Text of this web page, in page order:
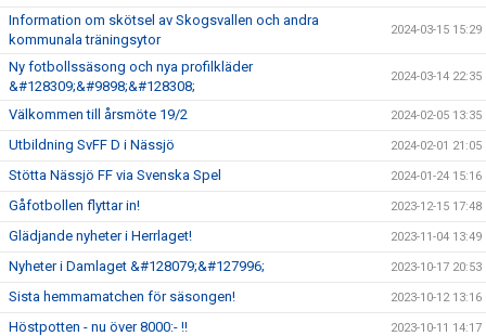
Information om skötsel av Skogsvallen och andra
kommunala träningsytor
2024-03-15 15:29
Ny fotbollssäsong och nya profilkläder
&#128309;&#9898;&#128308;
2024-03-14 22:35
Välkommen till årsmöte 19/2 2024-02-05 13:35
Utbildning SvFF D i Nässjö 2024-02-01 21:05
Stötta Nässjö FF via Svenska Spel 2024-01-24 15:16
Gåfotbollen flyttar in! 2023-12-15 17:48
Glädjande nyheter i Herrlaget! 2023-11-04 13:49
Nyheter i Damlaget &#128079;&#127996; 2023-10-17 20:53
Sista hemmamatchen för säsongen! 2023-10-12 13:16
Höstpotten - nu över 8000:- !! 2023-10-11 14:17